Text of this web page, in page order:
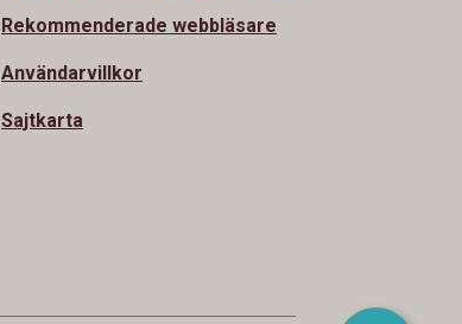
Rekommenderade webbläsare
Användarvillkor
Sajtkarta